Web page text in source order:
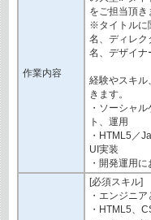
作業内容
をご担当頂き
※タイトルに
名、ディレク
名、デザイナ
経験やスキル
きます。
・ソーシャ
ト、運用
・HTML5／
UI実装
・開発運用
[必須スキル]
・エンジニ
・HTML5、